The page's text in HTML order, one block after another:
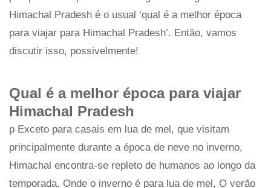
Himachal Pradesh é o usual ‘qual é a melhor época
para viajar para Himachal Pradesh’. Então, vamos
discutir isso, possivelmente!
Qual é a melhor época para viajar
Himachal Pradesh
p Exceto para casais em lua de mel, que visitam
principalmente durante a época de neve no inverno,
Himachal encontra-se repleto de humanos ao longo da
temporada. Onde o inverno é para lua de mel, O verão